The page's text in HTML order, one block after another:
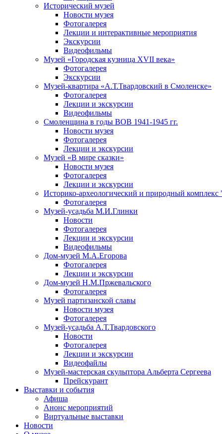
Исторический музей
Новости музея
Фотогалерея
Лекции и интерактивные мероприятия
Экскурсии
Видеофильмы
Музей «Городская кузница XVII века»
Фотогалерея
Экскурсии
Музей-квартира «А.Т.Твардовский в Смоленске»
Фотогалерея
Лекции и экскурсии
Видеофильмы
Смоленщина в годы ВОВ 1941-1945 гг.
Новости музея
Фотогалерея
Лекции и экскурсии
Музей «В мире сказки»
Новости музея
Фотогалерея
Лекции и экскурсии
Историко-археологический и природный комплекс
Фотогалерея
Музей-усадьба М.И.Глинки
Новости
Фотогалерея
Лекции и экскурсии
Видеофильмы
Дом-музей М.А.Егорова
Фотогалерея
Лекции и экскурсии
Дом-музей Н.М.Пржевальского
Фотогалерея
Музей партизанской славы
Новости музея
Фотогалерея
Музей-усадьба А.Т.Твардовского
Новости
Фотогалерея
Лекции и экскурсии
Видеофайлы
Музей-мастерская скульптора Альберта Сергеева
Прейскурант
Выставки и события
Афиша
Анонс мероприятий
Виртуальные выставки
Новости